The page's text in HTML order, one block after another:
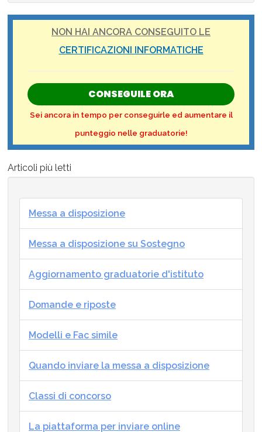
NON HAI ANCORA CONSEGUITO LE
CERTIFICAZIONI INFORMATICHE
CONSEGUILE ORA
Sei ancora in tempo per conseguirle ed aumentare il
punteggio nelle graduatorie!
Articoli più letti
Messa a disposizione
Messa a disposizione su Sostegno
Aggiornamento graduatorie d'istituto
Domande e riposte
Modelli e Fac simile
Quando inviare la messa a disposizione
Classi di concorso
La piattaforma per inviare online